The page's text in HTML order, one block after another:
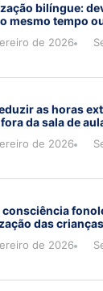
bilíngue:
mesmo tempo
de 2026
as horas
da sala de
de 2026
consciência
das
de 2026